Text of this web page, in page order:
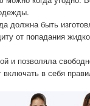
должна быть
от попадания
и позволяла
включать в себя